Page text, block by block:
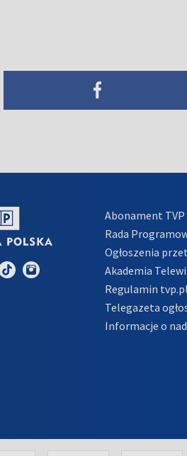
Abonament TVP
Rada
Ogłoszenia
Akademia
Regulamin tvp.pl
Telegazeta
Informacje o